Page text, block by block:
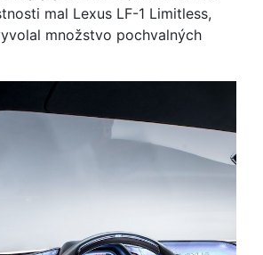
mal Lexus LF-1 Limitless,
množstvo pochvalných